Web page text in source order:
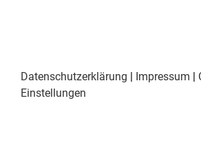
Datenschutzerklärung | Impressum |
Einstellungen